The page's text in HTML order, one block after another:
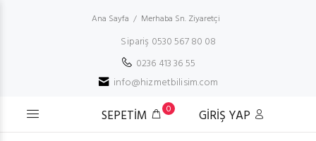
Ana Sayfa Merhaba Sn. Ziyaretçi
Sipariş 0530 567 80 08
0236 413 36 55
info@hizmetbilisim.com
SEPETİM 0 GİRİŞ YAP